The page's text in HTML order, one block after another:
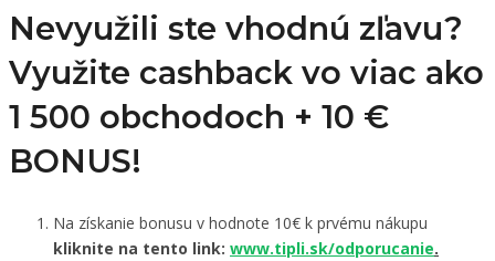
Nevyužili ste vhodnú zľavu?
Využite cashback vo viac ako
1 500 obchodoch + 10 €
BONUS!
Na získanie bonusu v hodnote 10€ k prvému nákupu
kliknite na tento link: www.tipli.sk/odporucanie.